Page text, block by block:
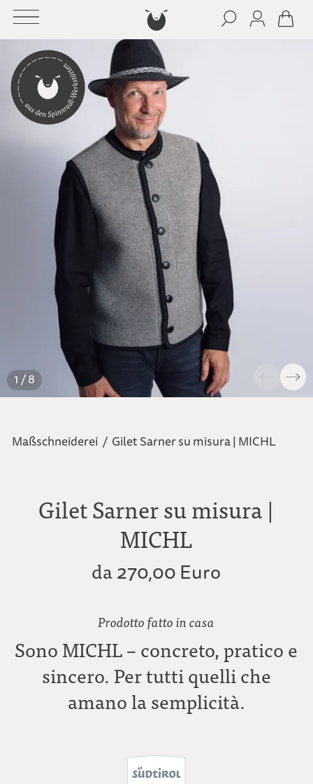
1 / 8
Maßschneiderei / Gilet Sarner su misura | MICHL
Gilet Sarner su misura |
MICHL
da270,00 Euro
Prodotto fatto in casa
Sono MICHL – concreto, pratico e
sincero. Per tutti quelli che
amano la semplicità.